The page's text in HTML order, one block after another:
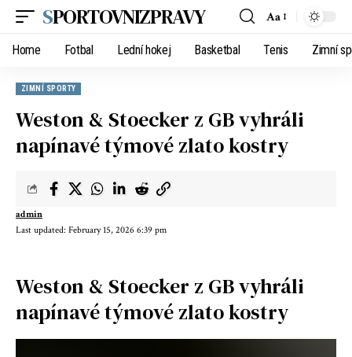
SPORTOVNIZPRAVY Aa
Home Fotbal Lední hokej Basketbal Tenis Zimní
ZIMNÍ SPORTY
Weston & Stoecker z GB vyhráli
napínavé týmové zlato kostry
Last updated: February 15, 2026 6:39 pm
admin
Weston & Stoecker z GB vyhráli
napínavé týmové zlato kostry